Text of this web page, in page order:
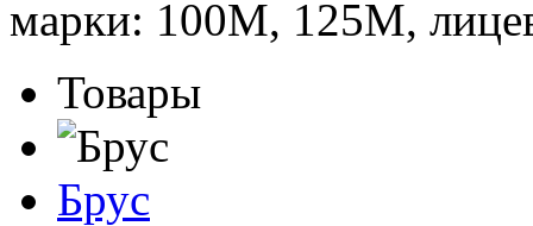
марки: 100М, 125М,
Товары
Брус